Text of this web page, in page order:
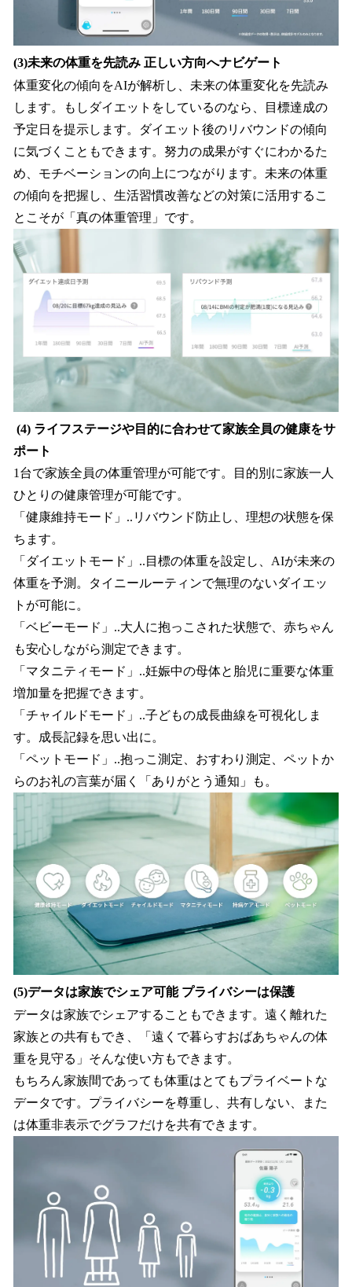
(3)未来の体重を先読み 正しい方向へナビゲート
体重変化の傾向をAIが解析し、未来の体重変化を先読み
します。もしダイエットをしているのなら、目標達成の
予定日を提示します。ダイエット後のリバウンドの傾向
に気づくこともできます。努力の成果がすぐにわかるた
め、モチベーションの向上につながります。未来の体重
の傾向を把握し、生活習慣改善などの対策に活用するこ
とこそが「真の体重管理」です。
(4) ライフステージや目的に合わせて家族全員の健康をサ
ポート
1台で家族全員の体重管理が可能です。目的別に家族一人
ひとりの健康管理が可能です。
「健康維持モード」..リバウンド防止し、理想の状態を保
ちます。
「ダイエットモード」..目標の体重を設定し、AIが未来の
体重を予測。タイニールーティンで無理のないダイエッ
トが可能に。
「ベビーモード」..大人に抱っこされた状態で、赤ちゃん
も安心しながら測定できます。
「マタニティモード」..妊娠中の母体と胎児に重要な体重
増加量を把握できます。
「チャイルドモード」..子どもの成長曲線を可視化しま
す。成長記録を思い出に。
「ペットモード」..抱っこ測定、おすわり測定、ペットか
らのお礼の言葉が届く「ありがとう通知」も。
(5)データは家族でシェア可能 プライバシーは保護
データは家族でシェアすることもできます。遠く離れた
家族との共有もでき、「遠くで暮らすおばあちゃんの体
重を見守る」そんな使い方もできます。
もちろん家族間であっても体重はとてもプライベートな
データです。プライバシーを尊重し、共有しない、また
は体重非表示でグラフだけを共有できます。